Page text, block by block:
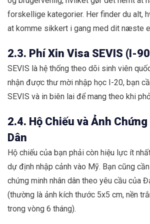
forskellige kategorier. Her finder du alt,
at komme sikkert i gang med dit næste
2.3. Phí Xin Visa SEVIS (I-
SEVIS là hệ thống theo dõi sinh viên
nhận được thư mời nhập học I-20, bạn
SEVIS và in biên lai để mang theo khi
2.4. Hộ Chiếu và Ảnh
Dân
Hộ chiếu của bạn phải còn hiệu lực ít
dự định nhập cảnh vào Mỹ. Bạn cũng
chứng minh nhân dân theo yêu cầu của
(thường là ảnh kích thước 5x5 cm, nền
trong vòng 6 tháng).